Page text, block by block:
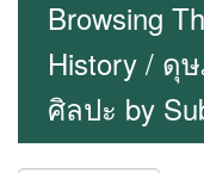
Browsing
History / ดุ
ศิลปะ by